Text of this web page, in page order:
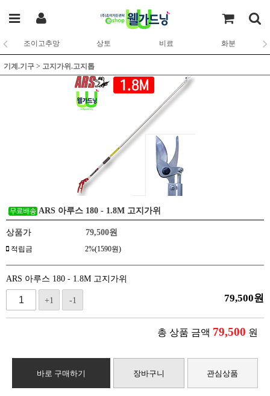
조이고추망 상토 비료 화분
기계.기구 > 고지가위.고지톱
ARS 아루스 180 - 1.8M 고지가위
상품가 79,500원
적립금 2%(1590원)
ARS 아루스 180 - 1.8M 고지가위
+1 -1 79,500원
총 상품 금액 79,500 원
바로 구매하기 장바구니 관심상품